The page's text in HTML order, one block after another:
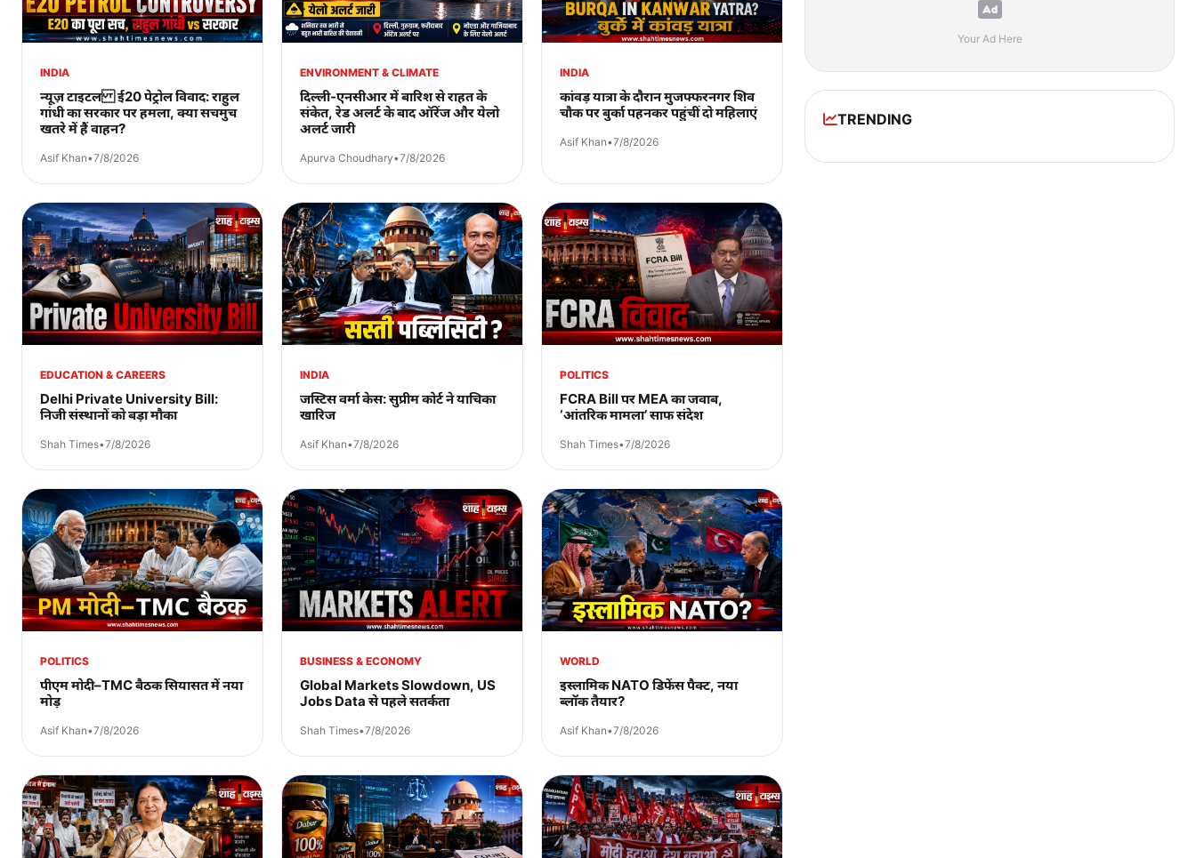
INDIA
न्यूज़ टाइटल ई20 पेट्रोल विवाद: राहुल
गांधी का सरकार पर हमला, क्या सचमुच
खतरे में हैं वाहन?
Asif Khan•7/8/2026
ENVIRONMENT & CLIMATE
दिल्ली-एनसीआर में बारिश से राहत के
संकेत, रेड अलर्ट के बाद ऑरेंज और येलो
अलर्ट जारी
Apurva Choudhary•7/8/2026
INDIA
कांवड़ यात्रा के दौरान मुजफ्फरनगर शिव
चौक पर बुर्का पहनकर पहुंचीं दो महिलाएं
Asif Khan•7/8/2026
EDUCATION & CAREERS
Delhi Private University Bill:
निजी संस्थानों को बड़ा मौका
Shah Times•7/8/2026
INDIA
जस्टिस वर्मा केस: सुप्रीम कोर्ट ने याचिका
खारिज
Asif Khan•7/8/2026
POLITICS
FCRA Bill पर MEA का जवाब,
‘आंतरिक मामला’ साफ संदेश
Shah Times•7/8/2026
POLITICS
पीएम मोदी–TMC बैठक सियासत में नया
मोड़
Asif Khan•7/8/2026
BUSINESS & ECONOMY
Global Markets Slowdown, US
Jobs Data से पहले सतर्कता
Shah Times•7/8/2026
WORLD
इस्लामिक NATO डिफेंस पैक्ट, नया
ब्लॉक तैयार?
Asif Khan•7/8/2026
Your Ad Here
TRENDING